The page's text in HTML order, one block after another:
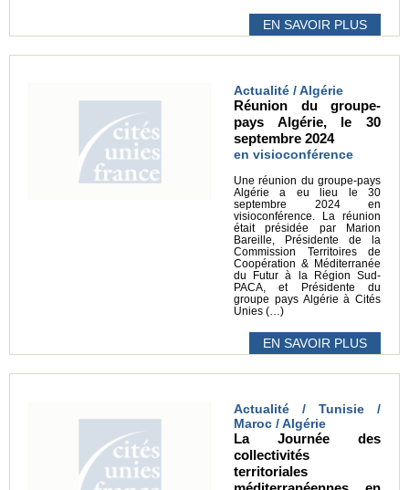
EN SAVOIR PLUS
Actualité / Algérie
Réunion du groupe-
pays Algérie, le 30
septembre 2024
en visioconférence
Une réunion du groupe-pays
Algérie a eu lieu le 30
septembre 2024 en
visioconférence. La réunion
était présidée par Marion
Bareille, Présidente de la
Commission Territoires de
Coopération & Méditerranée
du Futur à la Région Sud-
PACA, et Présidente du
groupe pays Algérie à Cités
Unies (…)
EN SAVOIR PLUS
Actualité / Tunisie /
Maroc / Algérie
La Journée des
collectivités
territoriales